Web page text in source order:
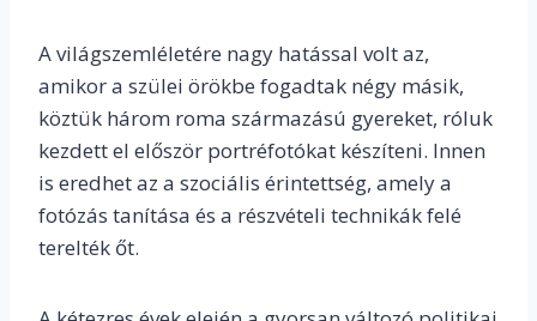
A világszemléletére nagy hatással volt az,
amikor a szülei örökbe fogadtak négy másik,
köztük három roma származású gyereket, róluk
kezdett el először portréfotókat készíteni. Innen
is eredhet az a szociális érintettség, amely a
fotózás tanítása és a részvételi technikák felé
terelték őt.